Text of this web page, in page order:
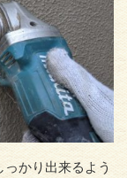
かり出来るよう